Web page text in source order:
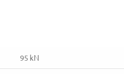
95 kN